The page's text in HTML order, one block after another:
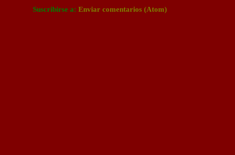
Suscribirse a: Enviar comentarios (Atom)